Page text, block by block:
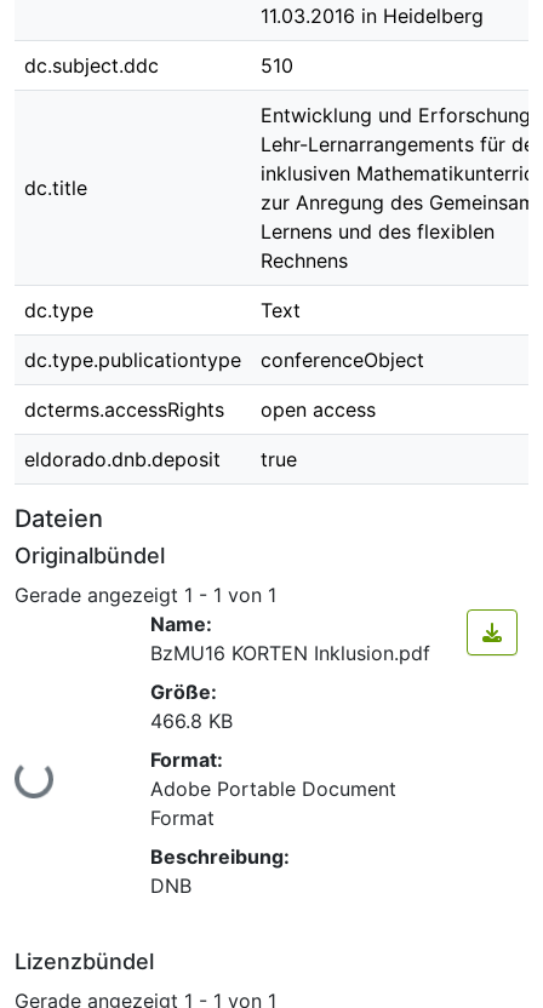
11.03.2016 in Heidelberg
dc.subject.ddc 510
dc.title
Entwicklung und Erforschung
Lehr-Lernarrangements für
inklusiven
zur Anregung des
Lernens und des flexiblen
Rechnens
dc.type Text
dc.type.publicationtype conferenceObject
dcterms.accessRights open access
eldorado.dnb.deposit true
Dateien
Originalbündel
Gerade angezeigt 1 - 1 von 1
Lade...
Name:
BzMU16 KORTEN Inklusion.pdf
Größe:
466.8 KB
Format:
Adobe Portable Document
Format
Beschreibung:
DNB
Lizenzbündel
Gerade angezeigt 1 - 1 von 1